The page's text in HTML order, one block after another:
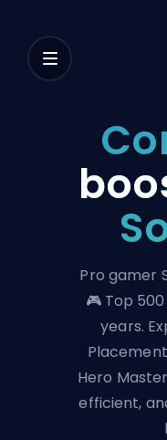
Pro gamer
🎮 Top
years.
Hero
efficient,